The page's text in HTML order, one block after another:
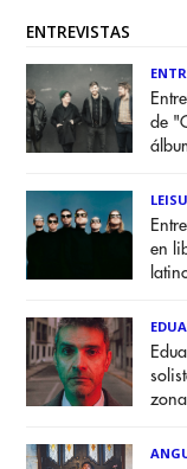
ENTREVISTAS
de
en